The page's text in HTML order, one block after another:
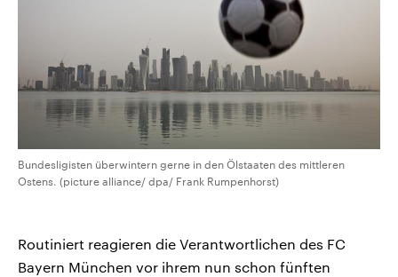
Bundesligisten überwintern gerne in den Ölstaaten des mittleren
Ostens. (picture alliance/ dpa/ Frank Rumpenhorst)
Routiniert reagieren die Verantwortlichen des FC
Bayern München vor ihrem nun schon fünften